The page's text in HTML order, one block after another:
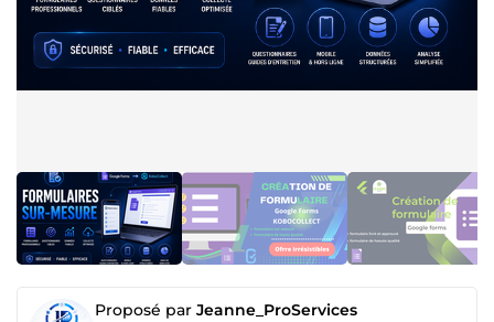
Proposé par Jeanne_ProServices